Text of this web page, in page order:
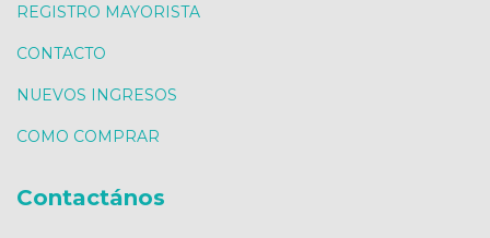
REGISTRO MAYORISTA
CONTACTO
NUEVOS INGRESOS
COMO COMPRAR
Contactános